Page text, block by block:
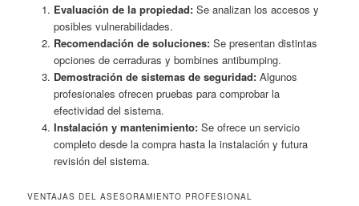
Evaluación de la propiedad:Se analizan los accesos y
posibles vulnerabilidades.
Recomendación de soluciones:Se presentan distintas
opciones de cerraduras y bombines antibumping.
Demostración de sistemas de seguridad:Algunos
profesionales ofrecen pruebas para comprobar la
efectividad del sistema.
Instalación y mantenimiento:Se ofrece un servicio
completo desde la compra hasta la instalación y futura
revisión del sistema.
VENTAJAS DEL ASESORAMIENTO PROFESIONAL